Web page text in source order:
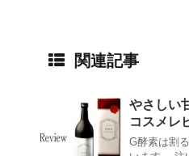
関連記事
やさしい
コスメレ
G酵素は割